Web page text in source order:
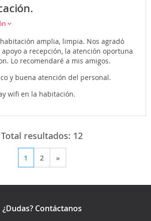
amplia, limpia. Nos agradó
a recepción, la atención oportuna
Lo recomendaré a mis amigos.
y buena atención del personal.
wifi en la habitación.
Total resultados: 12
1 2 »
¿Dudas? Contáctanos